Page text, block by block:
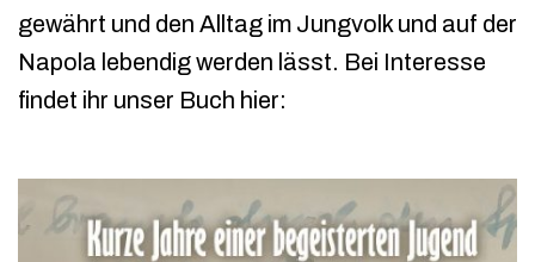
gewährt und den Alltag im Jungvolk und auf der
Napola lebendig werden lässt. Bei Interesse
findet ihr unser Buch hier: